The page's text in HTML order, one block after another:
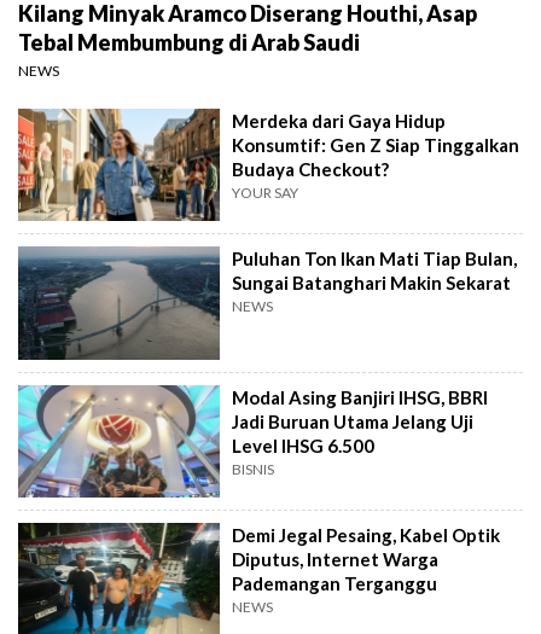
Kilang Minyak Aramco Diserang Houthi, Asap
Tebal Membumbung di Arab Saudi
NEWS
Merdeka dari Gaya Hidup
Konsumtif: Gen Z Siap Tinggalkan
Budaya Checkout?
YOUR SAY
Puluhan Ton Ikan Mati Tiap Bulan,
Sungai Batanghari Makin Sekarat
NEWS
Modal Asing Banjiri IHSG, BBRI
Jadi Buruan Utama Jelang Uji
Level IHSG 6.500
BISNIS
Demi Jegal Pesaing, Kabel Optik
Diputus, Internet Warga
Pademangan Terganggu
NEWS